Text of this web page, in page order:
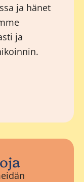
ja hänet
ja